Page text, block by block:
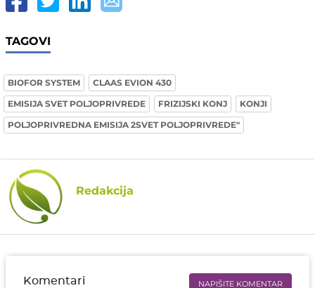
TAGOVI
BIOFOR SYSTEM
CLAAS EVION 430
EMISIJA SVET POLJOPRIVREDE
FRIZIJSKI KONJ
KONJI
POLJOPRIVREDNA EMISIJA 2SVET POLJOPRIVREDE"
Redakcija
Komentari NAPIŠITE KOMENTAR